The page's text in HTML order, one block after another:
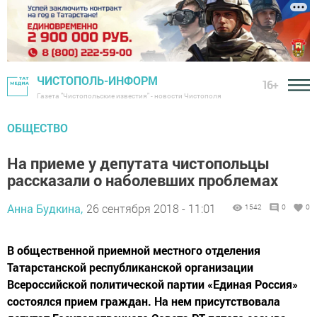
ЧИСТОПОЛЬ-ИНФОРМ
Газета "Чистопольские известия" - новости Чистополя
16+
ОБЩЕСТВО
На приеме у депутата чистопольцы
рассказали о наболевших проблемах
Анна Будкина, 26 сентября 2018 - 11:01 1542 0 0
В общественной приемной местного отделения
Татарстанской республиканской организации
Всероссийской политической партии «Единая Россия»
состоялся прием граждан. На нем присутствовала